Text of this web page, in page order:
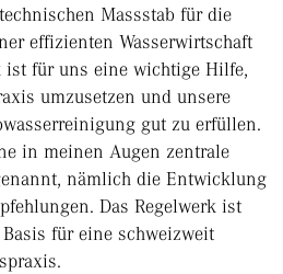
Massstab für die
effizienten Wasserwirtschaft
ist für uns eine wichtige Hilfe,
umzusetzen und unsere
gut zu erfüllen.
in meinen Augen zentrale
nämlich die Entwicklung
Das Regelwerk ist
für eine schweizweit